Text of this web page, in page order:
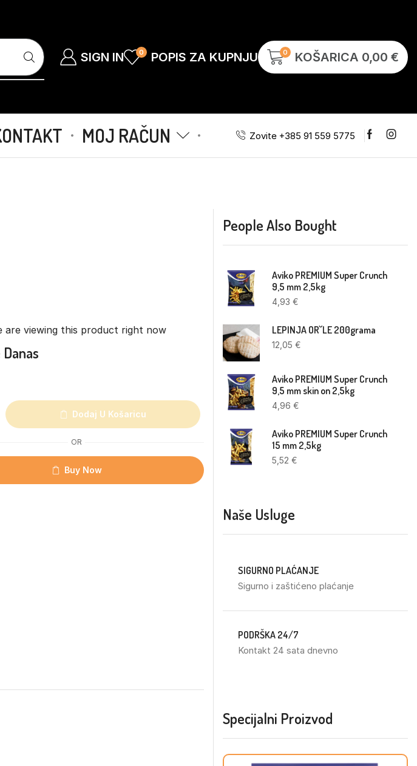
SIGN IN 0 POPIS ZA KUPNJU 0 KOŠARICA 0,00 €
MOJ RAČUN Zovite +385 91 559 5775
are viewing this product right now
Dodaj U Košaricu
OR
Buy Now
People Also Bought
Aviko PREMIUM Super Crunch
9,5 mm 2,5kg
4,93 €
LEPINJA OR˘LE 200grama
12,05 €
Aviko PREMIUM Super Crunch
9,5 mm skin on 2,5kg
4,96 €
Aviko PREMIUM Super Crunch
15 mm 2,5kg
5,52 €
Naše Usluge
SIGURNO PLAĆANJE
Sigurno i zaštićeno plaćanje
PODRŠKA 24/7
Kontakt 24 sata dnevno
Specijalni Proizvod